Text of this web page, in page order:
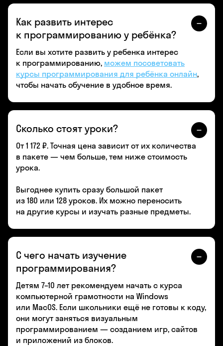
Как развить интерес
к программированию у ребёнка?
Если вы хотите развить у ребенка интерес
к программированию, можем посоветовать
курсы программирования для ребёнка онлайн,
чтобы начать обучение в удобное время.
Сколько стоят уроки?
От 1 172 ₽. Точная цена зависит от их количества
в пакете — чем больше, тем ниже стоимость
урока.
Выгоднее купить сразу большой пакет
из 180 или 128 уроков. Их можно переносить
на другие курсы и изучать разные предметы.
С чего начать изучение
программирования?
Детям 7–10 лет рекомендуем начать с курса
компьютерной грамотности на Windows
или MacOS. Если школьники ещё не готовы к коду,
они могут заняться визуальным
программированием — созданием игр, сайтов
и приложений из блоков.